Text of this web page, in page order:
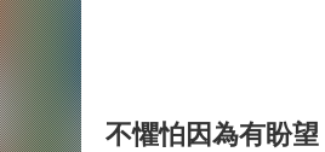
不懼怕因為有盼望